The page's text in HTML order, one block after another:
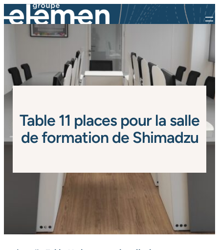
Table 11 places pour la salle
de formation de Shimadzu